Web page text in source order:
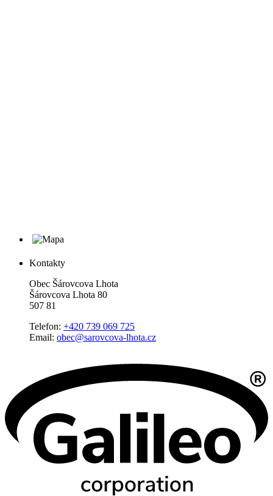
Kontakty
Obec Šárovcova Lhota
Šárovcova Lhota 80
507 81
Telefon: +420 739 069 725
Email: obec@sarovcova-lhota.cz